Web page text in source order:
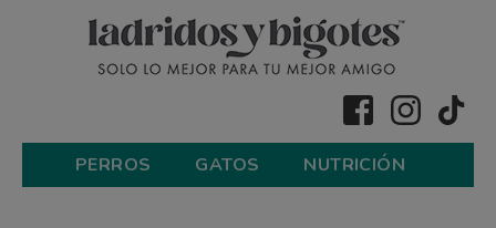
PERROS GATOS NUTRICIÓN